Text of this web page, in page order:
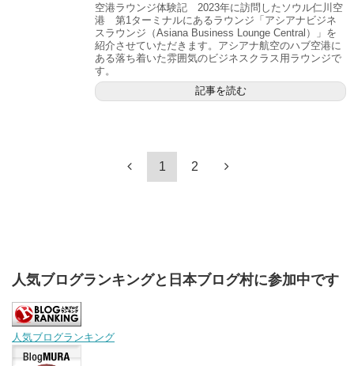
空港ラウンジ体験記 2023年に訪問したソウル仁川空
港 第1ターミナルにあるラウンジ「アシアナビジネ
スラウンジ（Asiana Business Lounge Central）」を
紹介させていただきます。アシアナ航空のハブ空港に
ある落ち着いた雰囲気のビジネスクラス用ラウンジで
す。
記事を読む
1 2
人気ブログランキングと日本ブログ村に参加中です
人気ブログランキング